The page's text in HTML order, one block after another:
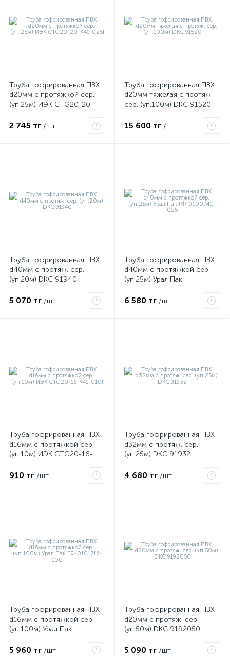
Труба гофрированная ПВХ
d20мм с протяжкой сер.
(уп.25м) ИЭК CTG20-20-
2 745 тг /шт
Труба гофрированная ПВХ
d20мм тяжелая с протяж.
сер. (уп.100м) DKC 91520
15 600 тг /шт
Труба гофрированная ПВХ
d40мм c протяж. сер.
(уп.20м) DKC 91940
5 070 тг /шт
Труба гофрированная ПВХ
d40мм с протяжкой сер.
(уп.25м) Урал Пак
6 580 тг /шт
Труба гофрированная ПВХ
d16мм с протяжкой сер.
(уп.10м) ИЭК CTG20-16-
910 тг /шт
Труба гофрированная ПВХ
d32мм с протяж. сер.
(уп.25м) DKC 91932
4 680 тг /шт
Труба гофрированная ПВХ
d16мм с протяжкой сер.
(уп.100м) Урал Пак
5 960 тг /шт
Труба гофрированная ПВХ
d20мм с протяж. сер.
(уп.50м) DKC 9192050
5 090 тг /шт